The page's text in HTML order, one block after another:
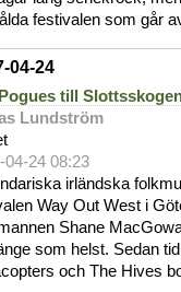
festivalen som går
04-24
till
Lundström
04-24 08:23
irländska
Way Out West i
Shane
som helst. Sedan
och The Hives